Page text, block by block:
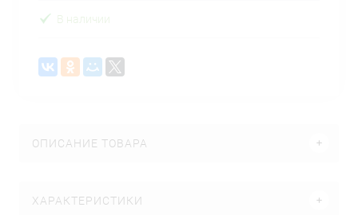
В наличии
ОПИСАНИЕ ТОВАРА
ХАРАКТЕРИСТИКИ